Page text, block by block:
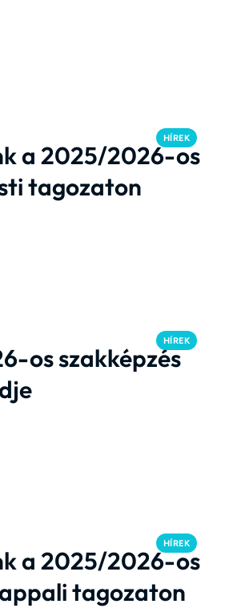
HÍREK
a 2025/2026-os
tagozaton
HÍREK
os szakképzés
HÍREK
a 2025/2026-os
tagozaton